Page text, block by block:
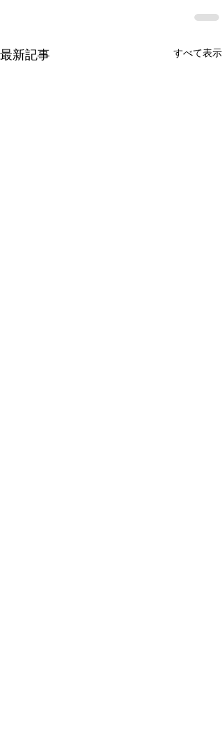
最新記事 すべて表示